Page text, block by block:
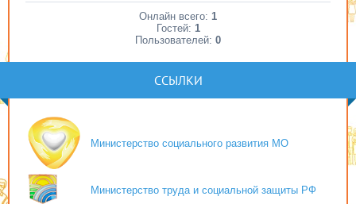
Онлайн всего: 1
Гостей: 1
Пользователей: 0
ССЫЛКИ
Министерство социального развития МО
Министерство труда и социальной защиты РФ